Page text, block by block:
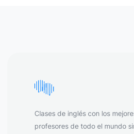
Clases de inglés con los
profesores de todo el mundo